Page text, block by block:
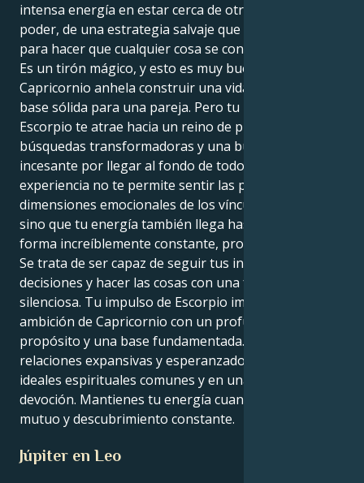
intensa energía en estar cerca de otra persona, del
poder, de una estrategia salvaje que todo lo posee
para hacer que cualquier cosa se consiga.
Es un tirón mágico, y esto es muy bueno. Tu Sol de
Capricornio anhela construir una vida segura y una
base sólida para una pareja. Pero tu Marte en
Escorpio te atrae hacia un reino de profunda pasión,
búsquedas transformadoras y una búsqueda
incesante por llegar al fondo de todo. Esta
experiencia no te permite sentir las profundas
dimensiones emocionales de los vínculos humanos...
sino que tu energía también llega hasta allí, de una
forma increíblemente constante, protectora y leal.
Se trata de ser capaz de seguir tus instintos, tomar
decisiones y hacer las cosas con una fuerza
silenciosa. Tu impulso de Escorpio impregna la
ambición de Capricornio con un profundo sentido de
propósito y una base fundamentada. Atraes
relaciones expansivas y esperanzadoras, basadas en
ideales espirituales comunes y en una intensa
devoción. Mantienes tu energía cuando hay respeto
mutuo y descubrimiento constante.
Júpiter en Leo